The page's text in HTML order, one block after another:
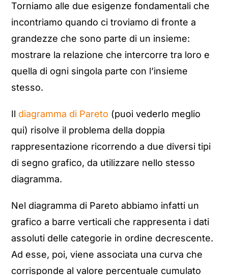
Torniamo alle due esigenze fondamentali che
incontriamo quando ci troviamo di fronte a
grandezze che sono parte di un insieme:
mostrare la relazione che intercorre tra loro e
quella di ogni singola parte con l’insieme
stesso.
Il diagramma di Pareto (puoi vederlo meglio
qui) risolve il problema della doppia
rappresentazione ricorrendo a due diversi tipi
di segno grafico, da utilizzare nello stesso
diagramma.
Nel diagramma di Pareto abbiamo infatti un
grafico a barre verticali che rappresenta i dati
assoluti delle categorie in ordine decrescente.
Ad esse, poi, viene associata una curva che
corrisponde al valore percentuale cumulato